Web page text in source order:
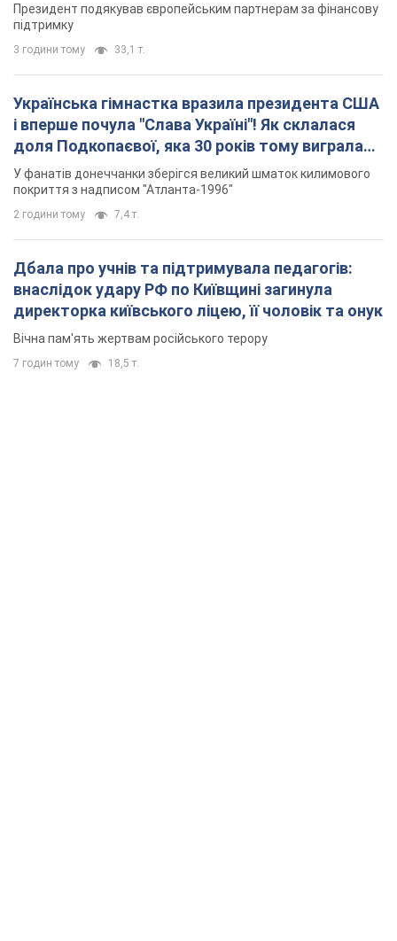
Президент подякував європейським партнерам за фінансову
підтримку
3 години тому 33,1 т.
Українська гімнастка вразила президента США
і вперше почула "Слава Україні"! Як склалася
доля Подкопаєвої, яка 30 років тому виграла
"золото" Олімпіади
У фанатів донеччанки зберігся великий шматок килимового
покриття з надписом "Атланта-1996"
2 години тому 7,4 т.
Дбала про учнів та підтримувала педагогів:
внаслідок удару РФ по Київщині загинула
директорка київського ліцею, її чоловік та онук
Вічна пам'ять жертвам російського терору
7 годин тому 18,5 т.